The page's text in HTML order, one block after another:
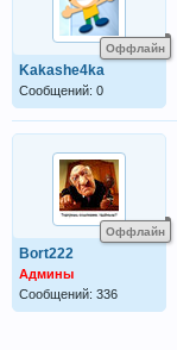
Оффлайн
Kakashe4ka
Сообщений: 0
Оффлайн
Bort222
Админы
Сообщений: 336